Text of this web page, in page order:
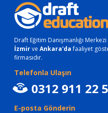
Draft Eğitim Danışmanlığı Merkezi
İzmirve Ankara'dafaaliyet
firmasıdır.
Telefonla Ulaşın
0312 911 22
E-posta Gönderin